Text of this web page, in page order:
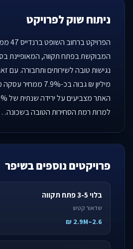
ניתוח שוק לפרויקט
המבוקשת בפתח תקווה, המאופיינת
מיליון ₪ גבוה בכ-
למרות רמת הסחירות הטובה
פרויקטים נוספים בשיפר
בלוי 3-5 פתח תקווה
שדאור קטש
2.6–2.9M ₪